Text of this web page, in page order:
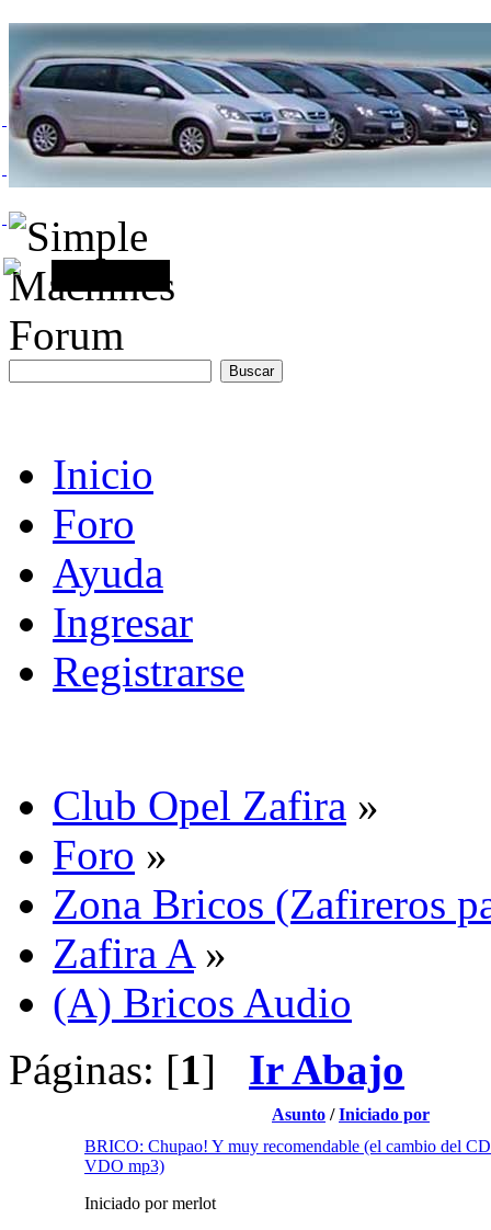
Inicio
Foro
Ayuda
Ingresar
Registrarse
Club Opel Zafira »
Foro »
Zona Bricos (Zafireros
Zafira A»
(A) Bricos Audio
Páginas: [1] Ir Abajo
Asunto /Iniciado por
BRICO: Chupao! Y muy recomendable (el cambio del
VDO mp3)
Iniciado por merlot